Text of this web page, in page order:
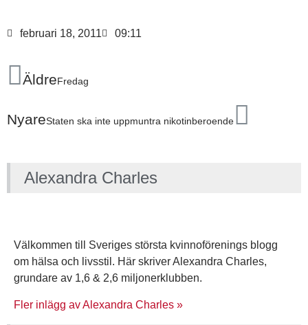
februari 18, 2011 09:11
ÄldreFredag
NyareStaten ska inte uppmuntra nikotinberoende
Alexandra Charles
Välkommen till Sveriges största kvinnoförenings blogg
om hälsa och livsstil. Här skriver Alexandra Charles,
grundare av 1,6 & 2,6 miljonerklubben.
Fler inlägg av Alexandra Charles »